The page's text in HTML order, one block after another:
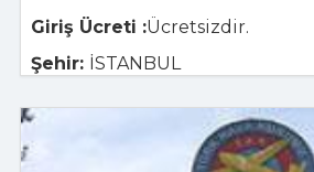
Giriş Ücreti :Ücretsizdir.
Şehir: İSTANBUL